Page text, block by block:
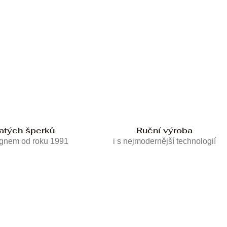
šperků
od roku 1991
Ruční výroba
i s nejmodernější technologií